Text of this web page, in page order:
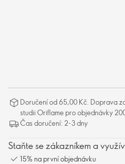
Doručení od 65,00 Kč. Doprava
studii Oriflame pro objednávky
Čas doručení: 2-3 dny
Staňte se zákazníkem a
15% na první objednávku